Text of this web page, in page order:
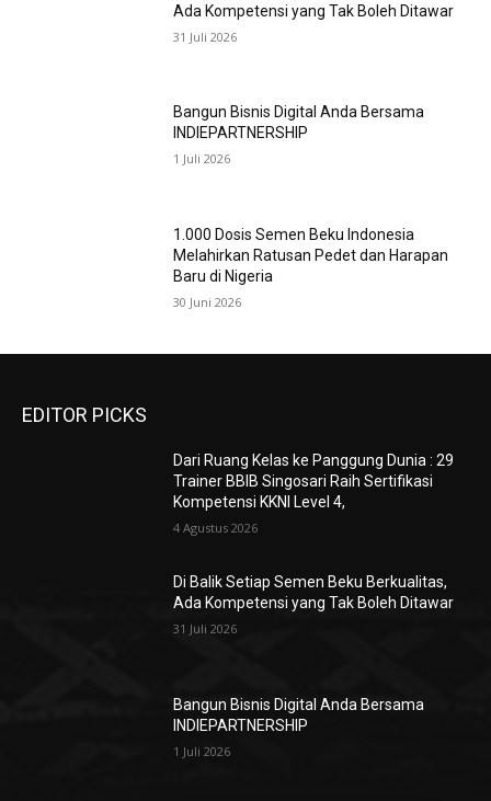
Ada Kompetensi yang Tak Boleh Ditawar
31 Juli 2026
Bangun Bisnis Digital Anda Bersama
INDIEPARTNERSHIP
1 Juli 2026
1.000 Dosis Semen Beku Indonesia
Melahirkan Ratusan Pedet dan Harapan
Baru di Nigeria
30 Juni 2026
EDITOR PICKS
Dari Ruang Kelas ke Panggung Dunia : 29
Trainer BBIB Singosari Raih Sertifikasi
Kompetensi KKNI Level 4,
4 Agustus 2026
Di Balik Setiap Semen Beku Berkualitas,
Ada Kompetensi yang Tak Boleh Ditawar
31 Juli 2026
Bangun Bisnis Digital Anda Bersama
INDIEPARTNERSHIP
1 Juli 2026